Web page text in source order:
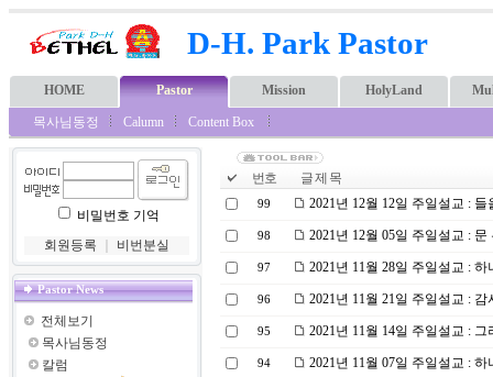
D-H. Park Pastor
HOME Pastor Mission HolyLand
목사님동정 Calumn Content Box
비밀번호 기억
회원등록
비번분실
Pastor News
전체보기
목사님동정
칼럼
번호 글 제 목
99 2021년 12월 12일 주일설교 :
98 2021년 12월 05일 주일설교 :
97 2021년 11월 28일 주일설교 :
96 2021년 11월 21일 주일설교 :
95 2021년 11월 14일 주일설교 :
94 2021년 11월 07일 주일설교 :